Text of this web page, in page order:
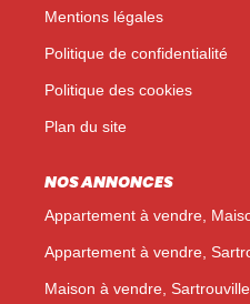
Mentions légales
Politique de confidentialité
Politique des cookies
Plan du site
NOS ANNONCES
Appartement à vendre,
Appartement à vendre,
Maison à vendre, Sartrouville